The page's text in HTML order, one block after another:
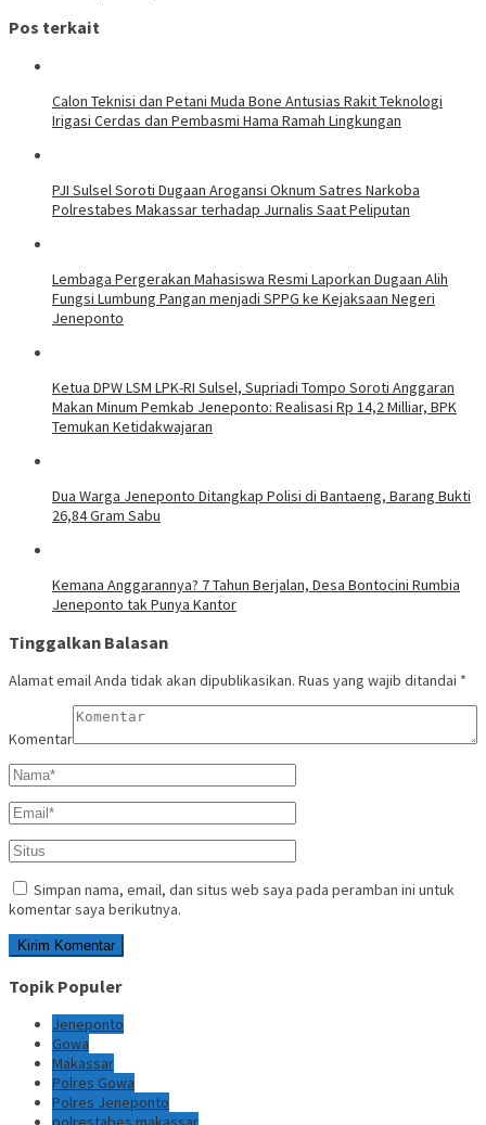
Pos terkait
Calon Teknisi dan Petani Muda Bone Antusias Rakit Teknologi
Irigasi Cerdas dan Pembasmi Hama Ramah Lingkungan
PJI Sulsel Soroti Dugaan Arogansi Oknum Satres Narkoba
Polrestabes Makassar terhadap Jurnalis Saat Peliputan
Lembaga Pergerakan Mahasiswa Resmi Laporkan Dugaan Alih
Fungsi Lumbung Pangan menjadi SPPG ke Kejaksaan Negeri
Jeneponto
Ketua DPW LSM LPK-RI Sulsel, Supriadi Tompo Soroti Anggaran
Makan Minum Pemkab Jeneponto: Realisasi Rp 14,2 Milliar, BPK
Temukan Ketidakwajaran
Dua Warga Jeneponto Ditangkap Polisi di Bantaeng, Barang Bukti
26,84 Gram Sabu
Kemana Anggarannya? 7 Tahun Berjalan, Desa Bontocini Rumbia
Jeneponto tak Punya Kantor
Tinggalkan Balasan
Alamat email Anda tidak akan dipublikasikan. Ruas yang wajib ditandai *
Komentar
Simpan nama, email, dan situs web saya pada peramban ini untuk
komentar saya berikutnya.
Topik Populer
Jeneponto
Gowa
Makassar
Polres Gowa
Polres Jeneponto